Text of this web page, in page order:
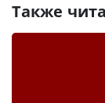
Также